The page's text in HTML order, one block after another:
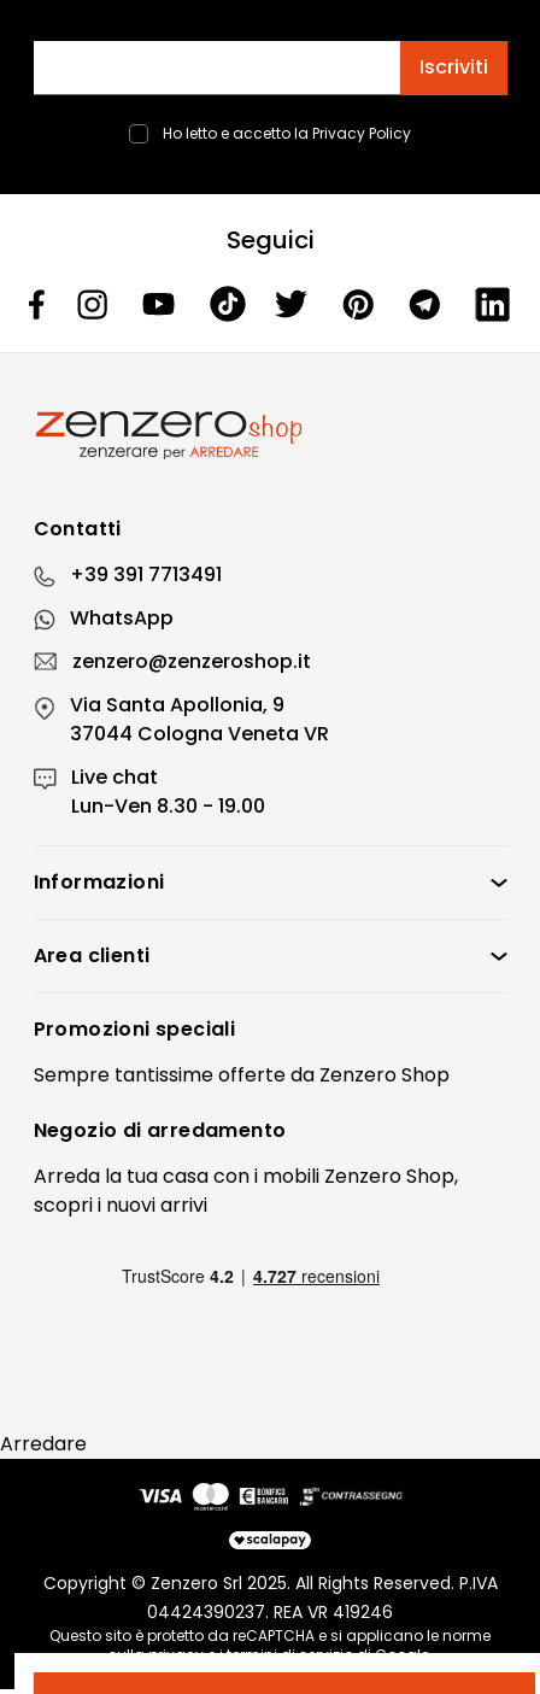
Iscriviti
Ho letto e accetto la Privacy Policy
Seguici
Contatti
+39 391 7713491
WhatsApp
zenzero@zenzeroshop.it
Via Santa Apollonia, 9
37044 Cologna Veneta VR
Live chat
Lun-Ven 8.30 - 19.00
Informazioni
Condizioni di vendita
Preferenze Cookies
Termini e condizioni
Contatti
FAQ
Pagamenti
Area clienti
Registrati
Il mio account
Promozioni speciali
Sempre tantissimeofferteda Zenzero Shop
Negozio di arredamento
Arreda la tua casa con i mobili Zenzero Shop,
scopri i nuovi arrivi
Arredare
Copyright © Zenzero Srl 2025. All Rights Reserved. P.IVA
04424390237. REA VR 419246
Questo sito è protetto da reCAPTCHA e si applicano le norme
sullaprivacye itermini di serviziodi Google.